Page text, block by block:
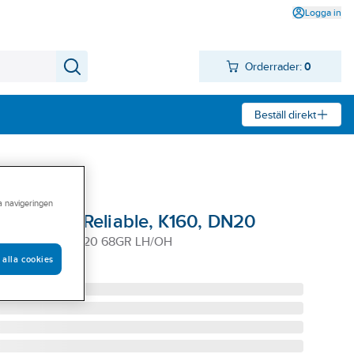
Logga in
Orderrader: 0
Beställ direkt
QR, EC, Reliable, K160, DN20
K=160 VIT DN20 68GR LH/OH
navigeringen
alla cookies